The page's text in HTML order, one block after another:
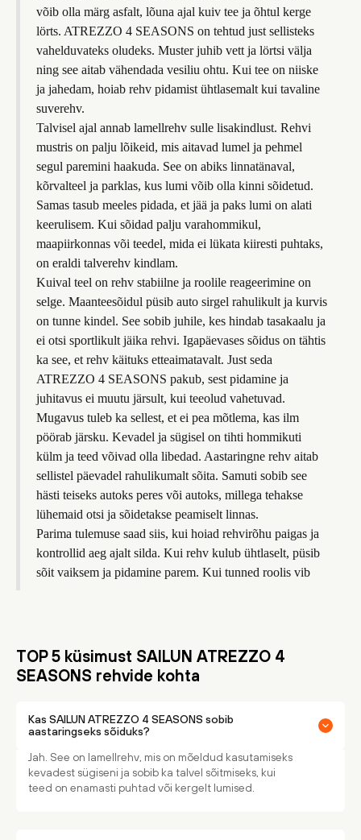
võib olla märg asfalt, lõuna ajal kuiv tee ja õhtul kerge
lörts. ATREZZO 4 SEASONS on tehtud just sellisteks
vahelduvateks oludeks. Muster juhib vett ja lörtsi välja
ning see aitab vähendada vesiliu ohtu. Kui tee on niiske
ja jahedam, hoiab rehv pidamist ühtlasemalt kui tavaline
suverehv.
Talvisel ajal annab lamellrehv sulle lisakindlust. Rehvi
mustris on palju lõikeid, mis aitavad lumel ja pehmel
segul paremini haakuda. See on abiks linnatänaval,
kõrvalteel ja parklas, kus lumi võib olla kinni sõidetud.
Samas tasub meeles pidada, et jää ja paks lumi on alati
keerulisem. Kui sõidad palju varahommikul,
maapiirkonnas või teedel, mida ei lükata kiiresti puhtaks,
on eraldi talverehv kindlam.
Kuival teel on rehv stabiilne ja roolile reageerimine on
selge. Maanteesõidul püsib auto sirgel rahulikult ja kurvis
on tunne kindel. See sobib juhile, kes hindab tasakaalu ja
ei otsi sportlikult jäika rehvi. Igapäevases sõidus on tähtis
ka see, et rehv käituks etteaimatavalt. Just seda
ATREZZO 4 SEASONS pakub, sest pidamine ja
juhitavus ei muutu järsult, kui teeolud vahetuvad.
Mugavus tuleb ka sellest, et ei pea mõtlema, kas ilm
pöörab järsku. Kevadel ja sügisel on tihti hommikuti
külm ja teed võivad olla libedad. Aastaringne rehv aitab
sellistel päevadel rahulikumalt sõita. Samuti sobib see
hästi teiseks autoks peres või autoks, millega tehakse
lühemaid otsi ja sõidetakse peamiselt linnas.
Parima tulemuse saad siis, kui hoiad rehvirõhu paigas ja
kontrollid aeg ajalt silda. Kui rehv kulub ühtlaselt, püsib
sõit vaiksem ja pidamine parem. Kui tunned roolis vib
TOP 5 küsimust SAILUN ATREZZO 4
SEASONS rehvide kohta
Kas SAILUN ATREZZO 4 SEASONS sobib
aastaringseks sõiduks?
Jah. See on lamellrehv, mis on mõeldud kasutamiseks
kevadest sügiseni ja sobib ka talvel sõitmiseks, kui
teed on enamasti puhtad või kergelt lumised.